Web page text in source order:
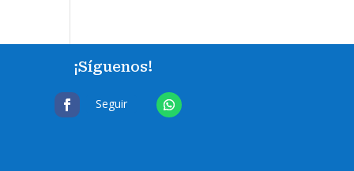
¡Síguenos!
Seguir